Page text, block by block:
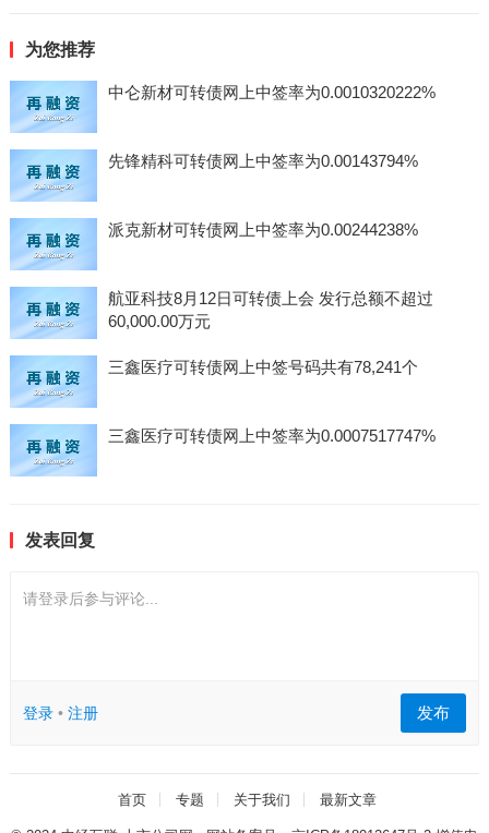
为您推荐
中仑新材可转债网上中签率为0.0010320222%
先锋精科可转债网上中签率为0.00143794%
派克新材可转债网上中签率为0.00244238%
航亚科技8月12日可转债上会 发行总额不超过
60,000.00万元
三鑫医疗可转债网上中签号码共有78,241个
三鑫医疗可转债网上中签率为0.0007517747%
发表回复
请登录后参与评论...
登录• 注册 发布
首页 专题 关于我们 最新文章